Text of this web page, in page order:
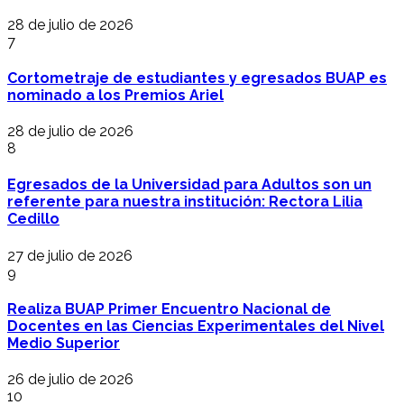
28 de julio de 2026
7
Cortometraje de estudiantes y egresados BUAP es
nominado a los Premios Ariel
28 de julio de 2026
8
Egresados de la Universidad para Adultos son un
referente para nuestra institución: Rectora Lilia
Cedillo
27 de julio de 2026
9
Realiza BUAP Primer Encuentro Nacional de
Docentes en las Ciencias Experimentales del Nivel
Medio Superior
26 de julio de 2026
10